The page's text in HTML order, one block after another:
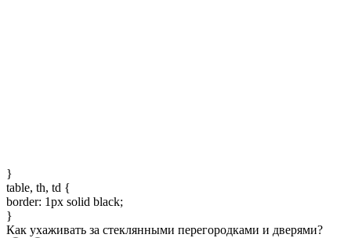
}
table, th, td {
border: 1px solid black;
}
Как ухаживать за стеклянными перегородками и дверями?